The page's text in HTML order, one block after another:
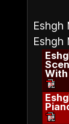
Eshgh
Eshgh